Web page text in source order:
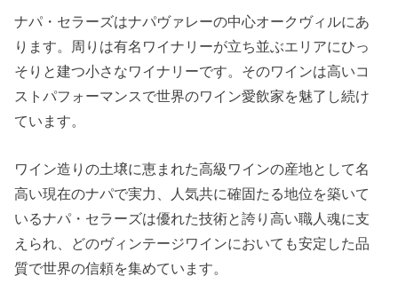
ナパ・セラーズはナパヴァレーの中心オークヴィルにあ
ります。周りは有名ワイナリーが立ち並ぶエリアにひっ
そりと建つ小さなワイナリーです。そのワインは高いコ
ストパフォーマンスで世界のワイン愛飲家を魅了し続け
ています。
ワイン造りの土壌に恵まれた高級ワインの産地として名
高い現在のナパで実力、人気共に確固たる地位を築いて
いるナパ・セラーズは優れた技術と誇り高い職人魂に支
えられ、どのヴィンテージワインにおいても安定した品
質で世界の信頼を集めています。